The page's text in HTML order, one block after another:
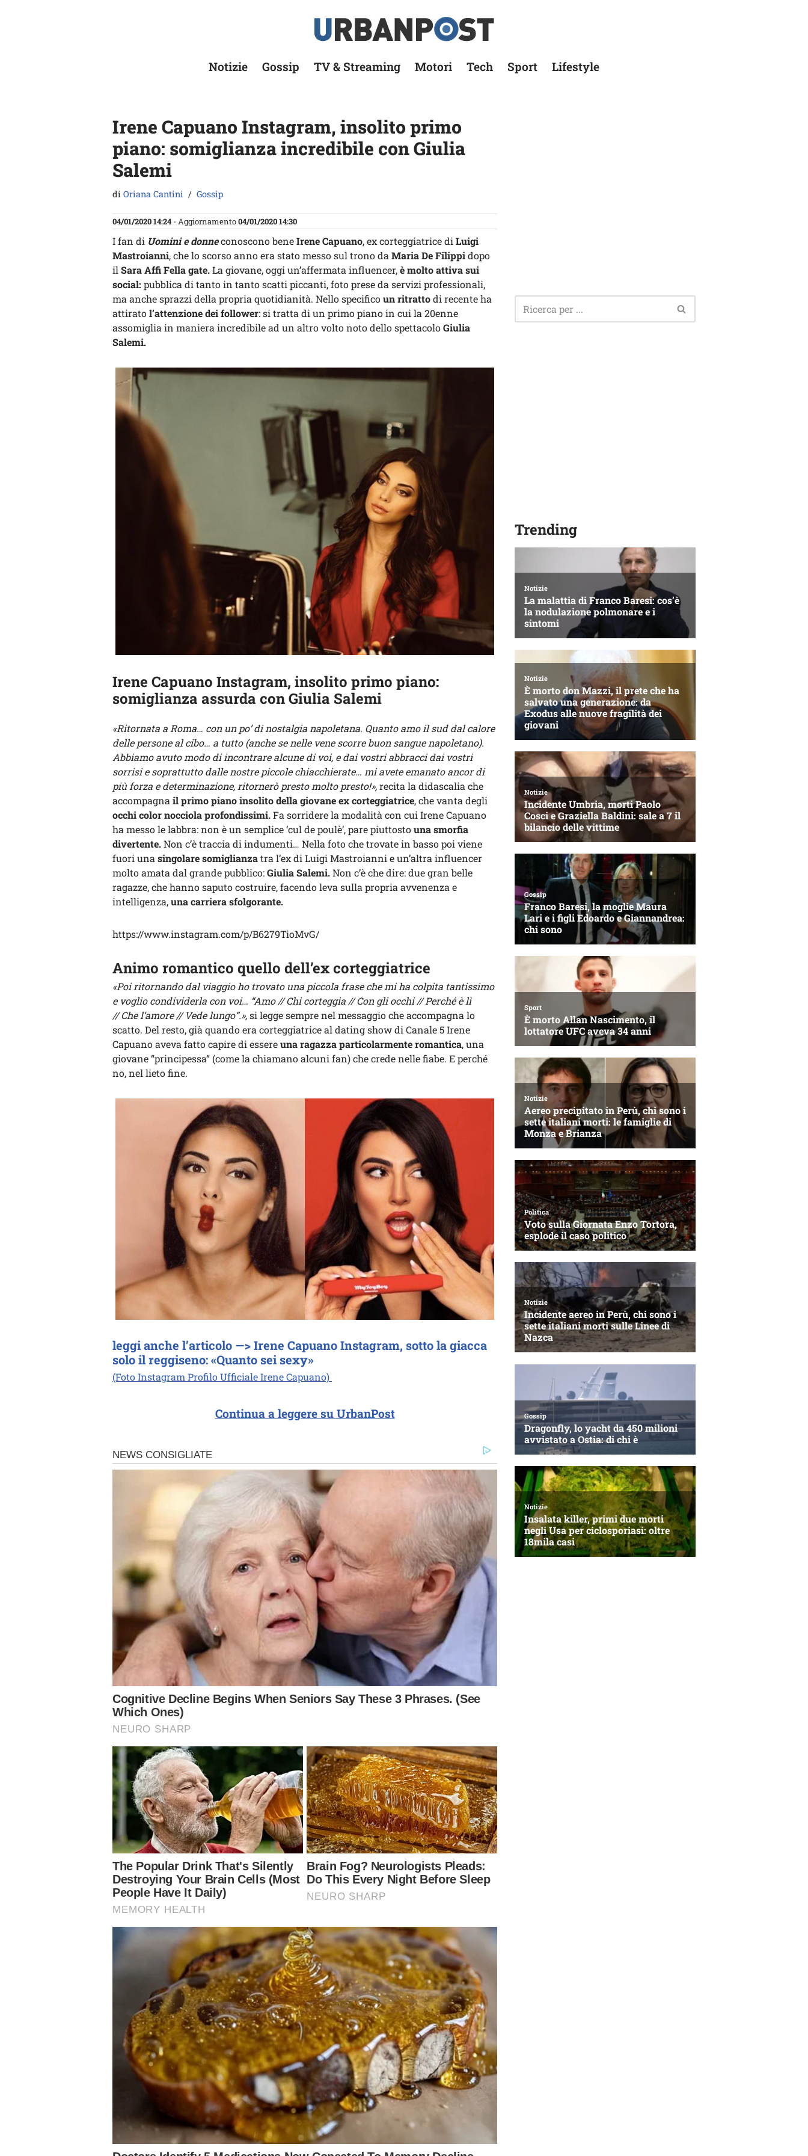
Notizie Gossip TV & Streaming Motori Tech Sport Lifestyle
Irene Capuano Instagram, insolito primo
piano: somiglianza incredibile con Giulia
Salemi
di Oriana Cantini Gossip
04/01/2020 14:24 - Aggiornamento04/01/2020 14:30
I fan di Uomini e donneconoscono beneIrene Capuano, ex corteggiatrice di Luigi
Mastroianni, che lo scorso anno era stato messo sul trono da Maria De Filippidopo
il Sara Affi Fella gate.La giovane, oggi un’affermata influencer,è molto attiva sui
social: pubblica di tanto in tanto scatti piccanti, foto prese da servizi professionali,
ma anche sprazzi della propria quotidianità. Nello specificoun ritrattodi recente ha
attiratol’attenzione dei follower: si tratta di un primo piano in cui la 20enne
assomiglia in maniera incredibile ad un altro volto noto dello spettacoloGiulia
Salemi.
Irene Capuano Instagram, insolito primo piano:
somiglianza assurda con Giulia Salemi
«Ritornata a Roma… con un po’ di nostalgia napoletana. Quanto amo il sud dal calore
delle persone al cibo… a tutto (anche se nelle vene scorre buon sangue napoletano).
Abbiamo avuto modo di incontrare alcune di voi, e dai vostri abbracci dai vostri
sorrisi e soprattutto dalle nostre piccole chiacchierate… mi avete emanato ancor di
più forza e determinazione, ritornerò presto molto presto!»,recita la didascalia che
accompagna il primo piano insolito della giovane ex corteggiatrice, che vanta degli
occhi color nocciola profondissimi.Fa sorridere la modalità con cui Irene Capuano
ha messo le labbra: non è un semplice ‘cul de poulè’, pare piuttostouna smorfia
divertente.Non c’è traccia di indumenti… Nella foto che trovate in basso poi viene
fuori una singolare somiglianzatra l’ex di Luigi Mastroianni e un’altra influencer
molto amata dal grande pubblico:Giulia Salemi.Non c’è che dire: due gran belle
ragazze, che hanno saputo costruire, facendo leva sulla propria avvenenza e
intelligenza,una carriera sfolgorante.
https://www.instagram.com/p/B6279TioMvG/
Animo romantico quello dell’ex corteggiatrice
«Poi ritornando dal viaggio ho trovato una piccola frase che mi ha colpita tantissimo
e voglio condividerla con voi… “Amo // Chi corteggia // Con gli occhi // Perché è lì
// Che l’amore // Vede lungo”.»,si legge sempre nel messaggio che accompagna lo
scatto. Del resto, già quando era corteggiatrice al dating show di Canale 5 Irene
Capuano aveva fatto capire di essereuna ragazza particolarmente romantica, una
giovane “principessa” (come la chiamano alcuni fan) che crede nelle fiabe. E perché
no, nel lieto fine.
leggi anche l’articolo —> Irene Capuano Instagram, sotto la giacca
solo il reggiseno: «Quanto sei sexy»
(Foto Instagram Profilo Ufficiale Irene Capuano)
Continua a leggere su UrbanPost
Trending